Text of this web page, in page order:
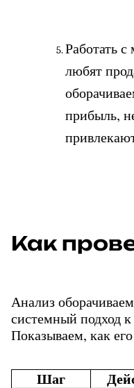
Работать
любят
прибыль,
Как
Анализ
системный подход
Показываем, как
Шаг